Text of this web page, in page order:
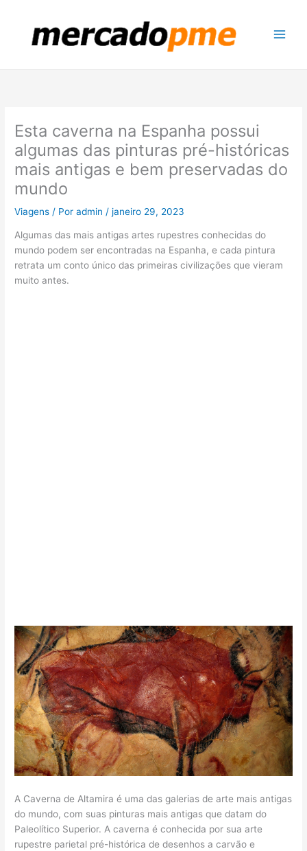
Esta caverna na Espanha possui
algumas das pinturas pré-históricas
mais antigas e bem preservadas do
mundo
Viagens / Poradmin /janeiro 29, 2023
Algumas das mais antigas artes rupestres conhecidas do
mundo podem ser encontradas na Espanha, e cada pintura
retrata um conto único das primeiras civilizações que vieram
muito antes.
A Caverna de Altamira é uma das galerias de arte mais antigas
do mundo, com suas pinturas mais antigas que datam do
Paleolítico Superior. A caverna é conhecida por sua arte
rupestre parietal pré-histórica de desenhos a carvão e